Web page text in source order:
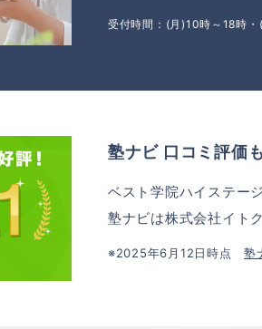
受付時間：(月)10時～18時
塾ナビ 口コミ評価
ベスト学院ハイステー
塾ナビは株式会社イト
※2025年6月12日時点塾